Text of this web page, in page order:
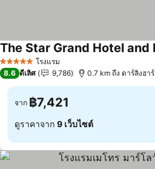
5 ดาว โรงแรม
The Star Grand Hotel and
8.6 ดีเลิศ 9,786 0.7 km ถึง ดาร์ลิงฮาร์
จาก ฿7,421
ดูราคาจาก 9 เว็บไซต์